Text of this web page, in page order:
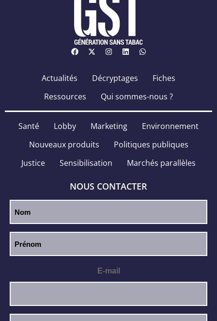
Actualités Décryptages
Fiches
Ressources
Qui sommes-nous ?
Santé Lobby Marketing
Environnement
Nouveaux produits
Politiques publiques
Justice
Sensibilisation Marchés parallèles
NOUS CONTACTER
E-mail